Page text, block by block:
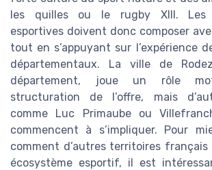
les quilles ou le rugby XIII. Les
esportives doivent donc composer
tout en s’appuyant sur l’expérience
départementaux. La ville de
département, joue un rôle
structuration de l’offre, mais
comme Luc Primaube ou
commencent à s’impliquer. Pour
comment d’autres territoires
écosystème esportif, il est